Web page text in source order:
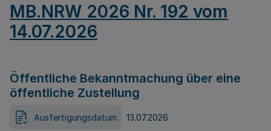
MB.NRW 2026 Nr. 192 vom
14.07.2026
Öffentliche Bekanntmachung über eine
öffentliche Zustellung
Ausfertigungsdatum 13.07.2026